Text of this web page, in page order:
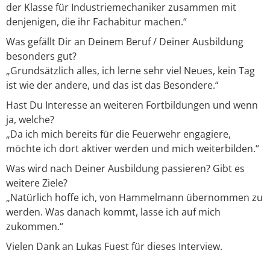
der Klasse für Industriemechaniker zusammen mit
denjenigen, die ihr Fachabitur machen.“
Was gefällt Dir an Deinem Beruf / Deiner Ausbildung
besonders gut?
„Grundsätzlich alles, ich lerne sehr viel Neues, kein Tag
ist wie der andere, und das ist das Besondere.“
Hast Du Interesse an weiteren Fortbildungen und wenn
ja, welche?
„Da ich mich bereits für die Feuerwehr engagiere,
möchte ich dort aktiver werden und mich weiterbilden.“
Was wird nach Deiner Ausbildung passieren? Gibt es
weitere Ziele?
„Natürlich hoffe ich, von Hammelmann übernommen zu
werden. Was danach kommt, lasse ich auf mich
zukommen.“
Vielen Dank an Lukas Fuest für dieses Interview.